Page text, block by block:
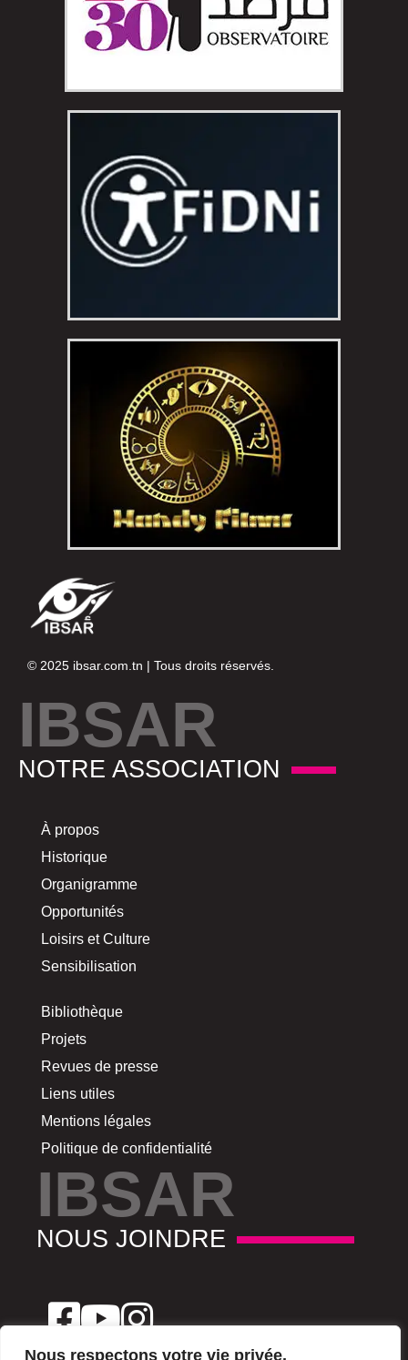
Nous respectons votre vie privée.
© 2025 ibsar.com.tn | Tous droits réservés.
IBSAR
NOTRE ASSOCIATION
À propos
Historique
Organigramme
Opportunités
Loisirs et Culture
Sensibilisation
Bibliothèque
Projets
Revues de presse
Liens utiles
Mentions légales
Politique de confidentialité
IBSAR
NOUS JOINDRE